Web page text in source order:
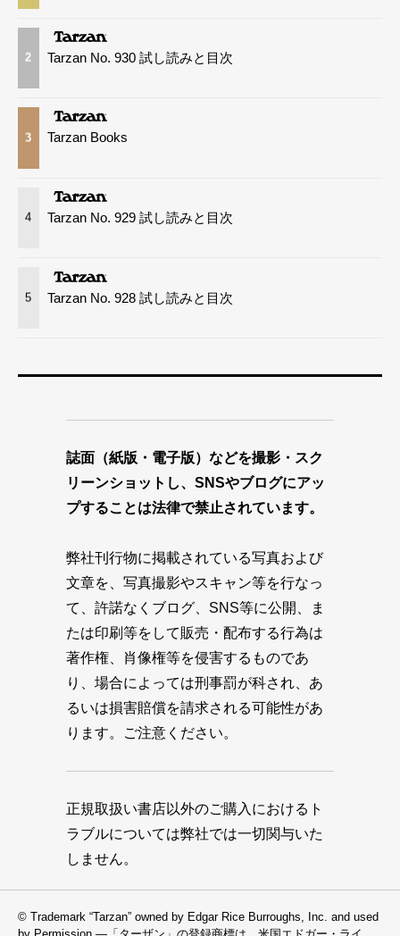
2 Tarzan No. 930 試し読みと目次
3 Tarzan Books
4 Tarzan No. 929 試し読みと目次
5 Tarzan No. 928 試し読みと目次
誌面（紙版・電子版）などを撮影・スク
リーンショットし、SNSやブログにアッ
プすることは法律で禁止されています。
弊社刊行物に掲載されている写真および
文章を、写真撮影やスキャン等を行なっ
て、許諾なくブログ、SNS等に公開、ま
たは印刷等をして販売・配布する行為は
著作権、肖像権等を侵害するものであ
り、場合によっては刑事罰が科され、あ
るいは損害賠償を請求される可能性があ
ります。ご注意ください。
正規取扱い書店以外のご購入におけるト
ラブルについては弊社では一切関与いた
しません。
© Trademark “Tarzan” owned by Edgar Rice Burroughs, Inc. and used